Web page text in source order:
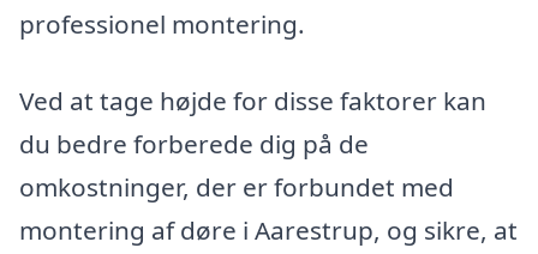
professionel montering.
Ved at tage højde for disse faktorer kan
du bedre forberede dig på de
omkostninger, der er forbundet med
montering af døre i Aarestrup, og sikre, at